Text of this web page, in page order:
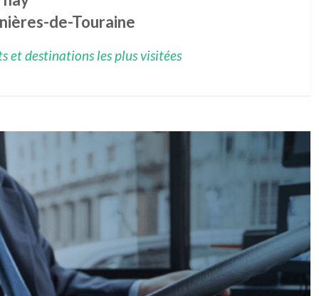
de-Touraine
et destinations les plus visitées